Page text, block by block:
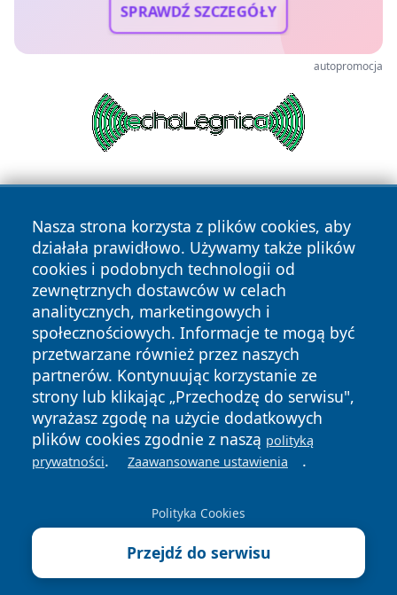
SPRAWDŹ SZCZEGÓŁY
autopromocja
Nasza strona korzysta z plików cookies, aby
działała prawidłowo. Używamy także plików
cookies i podobnych technologii od
zewnętrznych dostawców w celach
analitycznych, marketingowych i
społecznościowych. Informacje te mogą być
przetwarzane również przez naszych
partnerów. Kontynuując korzystanie ze
strony lub klikając „Przechodzę do serwisu",
wyrażasz zgodę na użycie dodatkowych
plików cookies zgodnie z naszą polityką
prywatności. Zaawansowane ustawienia .
Polityka Cookies
Przejdź do serwisu
Copyright © 2026 raciborski24.pl Wszystkie prawa
zastrzeżone.
News Autorzy
Polityka
Prywatności
Polityka
Cookies